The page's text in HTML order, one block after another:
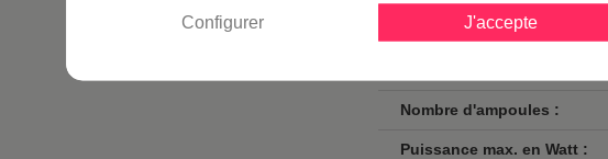
Norme de sécurité :
Nombre d'ampoules :
Puissance max. en Watt :
Configurer J'accepte